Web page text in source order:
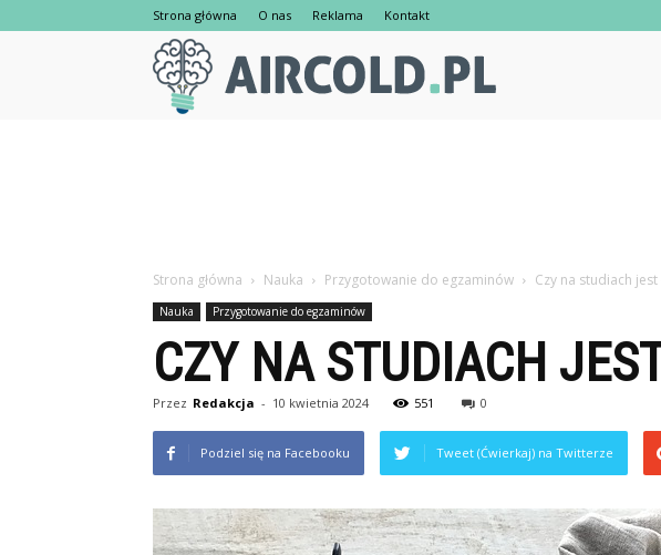
Strona główna O nas Reklama Kontakt
Strona główna Nauka Przygotowanie do egzaminów Czy na studiach
Nauka Przygotowanie do egzaminów
CZY NA STUDIACH
Przez Redakcja - 10 kwietnia 2024 551 0
Podziel się na Facebooku Tweet (Ćwierkaj) na Twitterze